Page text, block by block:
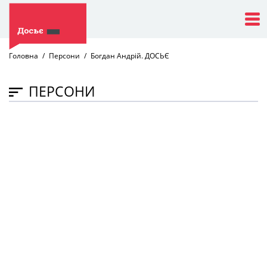
Головна Персони Богдан Андрій. ДОСЬЄ
ПЕРСОНИ